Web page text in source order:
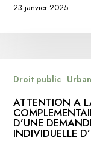
23 janvier 2025
DEMANDE
Droit public
ATTENTION A
D’UNE
INDIVIDUELLE